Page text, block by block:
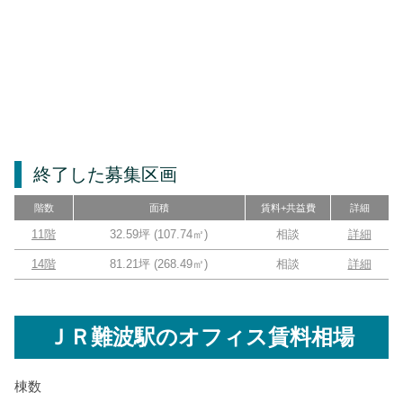
終了した募集区画
階数 面積 賃料+共益費 詳細
11階 32.59坪 (107.74㎡) 相談 詳細
14階 81.21坪 (268.49㎡) 相談 詳細
ＪＲ難波駅のオフィス賃料相場
棟数